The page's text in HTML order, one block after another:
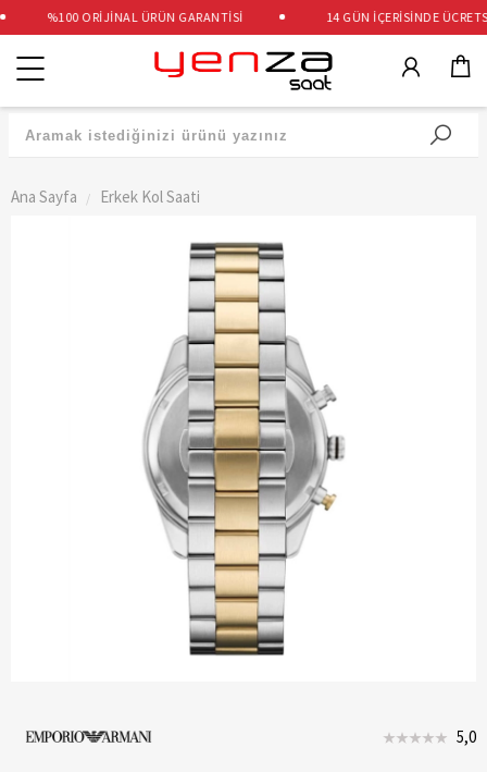
%100 ORİJİNAL ÜRÜN GARANTİSİ 14 GÜN İÇERİSİNDE
Kategoriler
Ana Sayfa Erkek Kol Saati
5,0